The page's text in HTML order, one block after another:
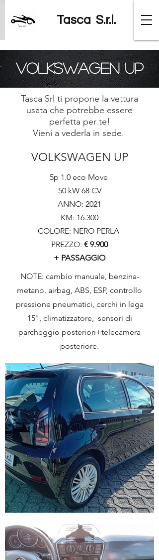
Tasca S.r.l.
VOLKSWAGEN UP
Tasca Srl ti propone la vettura
usata che potrebbe essere
perfetta per te!
Vieni a vederla in sede.
VOLKSWAGEN UP
5p 1.0 eco Move
50 kW 68 CV
ANNO: 2021
KM: 16.300
COLORE: NERO PERLA
PREZZO: € 9.900
+ PASSAGGIO
NOTE: cambio manuale, benzina-
metano, airbag, ABS, ESP, controllo
pressione pneumatici, cerchi in lega
15", climatizzatore, sensori di
parcheggio posteriori+telecamera
posteriore.